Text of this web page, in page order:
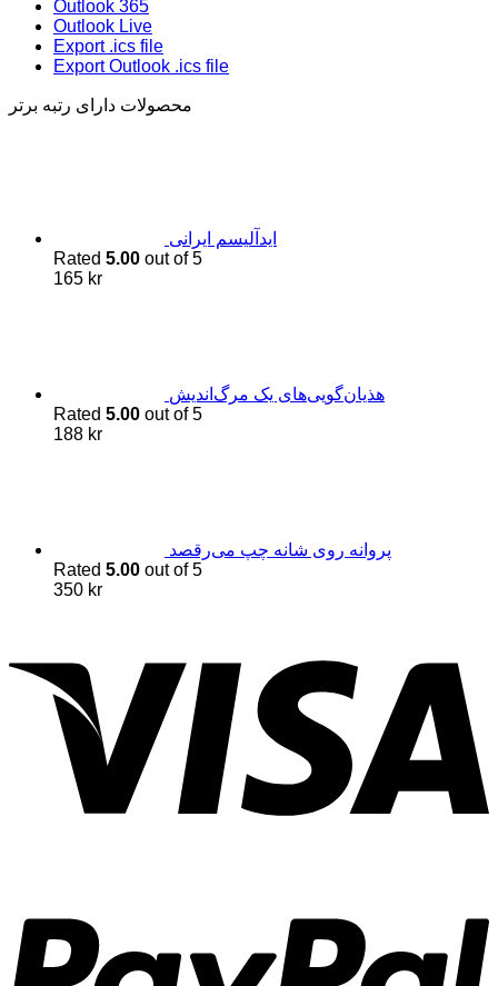
Outlook 365
Outlook Live
Export .ics file
Export Outlook .ics file
محصولات دارای رتبه برتر
اید‌آلیسم ایرانی
Rated 5.00 out of 5
165 kr
هذیان‌گویی‌های یک مرگ‌اندیش
Rated 5.00 out of 5
188 kr
پروانه روی شانه چپ می‌رقصد
Rated 5.00 out of 5
350 kr